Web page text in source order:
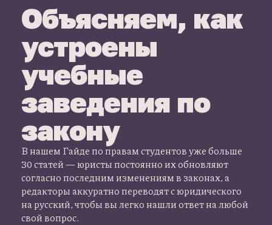
Объясняем, как
устроены
учебные
заведения по
закону
В нашем Гайде по правам студентов уже больше
30 статей — юристы постоянно их обновляют
согласно последним изменениям в законах, а
редакторы аккуратно переводят с юридического
на русский, чтобы вы легко нашли ответ на любой
свой вопрос.